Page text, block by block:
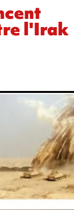
l'Irak